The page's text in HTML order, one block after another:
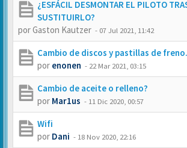
¿ESFÁCIL DESMONTAR EL PILOTO
SUSTITUIRLO?
porGaston Kautzer - 07 Jul 2021, 11:42
Cambio de discos y pastillas de freno.
por enonen - 22 Mar 2021, 03:15
Cambio de aceite o relleno?
por Mar1us - 11 Dic 2020, 00:57
Wifi
por Dani - 18 Nov 2020, 22:16